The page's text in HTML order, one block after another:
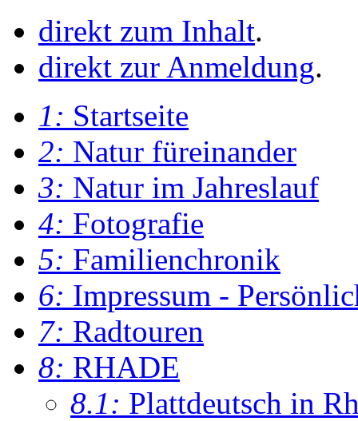
direkt zum Inhalt.
direkt zur Anmeldung.
1: Startseite
2: Natur füreinander
3: Natur im Jahreslauf
4: Fotografie
5: Familienchronik
6: Impressum -
7: Radtouren
8: RHADE
8.1: Plattdeutsch in